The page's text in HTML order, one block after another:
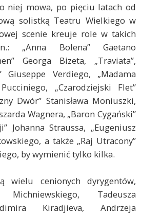
niej mowa, po pięciu latach od
solistką Teatru Wielkiego w
scenie kreuje role w takich
„Anna Bolena” Gaetano
Georga Bizeta, „Traviata”,
Giuseppe Verdiego, „Madama
„Czarodziejski Flet”
Dwór” Stanisława Moniuszki,
Wagnera, „Baron Cygański”
Johanna Straussa, „Eugeniusz
a także „Raj Utracony”
by wymienić tylko kilka.
wielu cenionych dyrygentów,
Tadeusza
Kiradjieva, Andrzeja